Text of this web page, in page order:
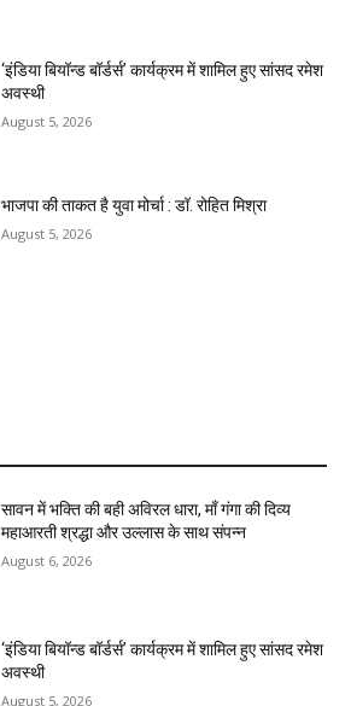
‘इंडिया बियॉन्ड बॉर्डर्स’ कार्यक्रम में शामिल हुए सांसद रमेश
अवस्थी
August 5, 2026
भाजपा की ताकत है युवा मोर्चा : डॉ. रोहित मिश्रा
August 5, 2026
सावन में भक्ति की बही अविरल धारा, माँ गंगा की दिव्य
महाआरती श्रद्धा और उल्लास के साथ संपन्न
August 6, 2026
‘इंडिया बियॉन्ड बॉर्डर्स’ कार्यक्रम में शामिल हुए सांसद रमेश
अवस्थी
August 5, 2026